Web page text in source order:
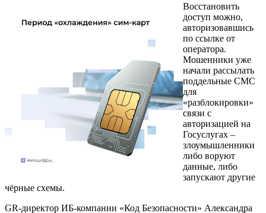
Восстановить
доступ можно,
авторизовавшись
по ссылке от
оператора.
Мошенники уже
начали рассылать
поддельные СМС
для
«разблокировки»
связи с
авторизацией на
Госуслугах –
злоумышленники
либо воруют
данные, либо
запускают другие
чёрные схемы.
GR-директор ИБ-компании «Код Безопасности» Александра